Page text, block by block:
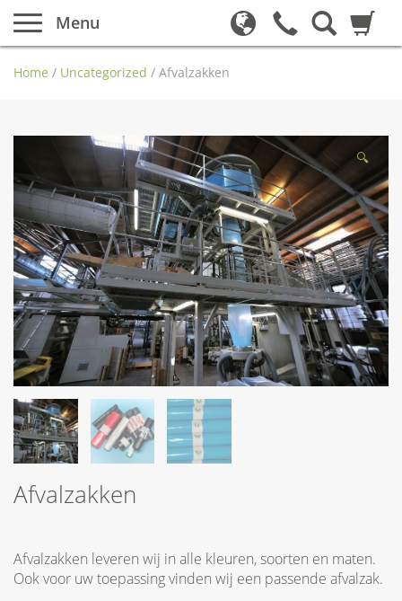
Menu
Home / Uncategorized / Afvalzakken
🔍
Afvalzakken
Afvalzakken leveren wij in alle kleuren, soorten en maten.
Ook voor uw toepassing vinden wij een passende afvalzak.